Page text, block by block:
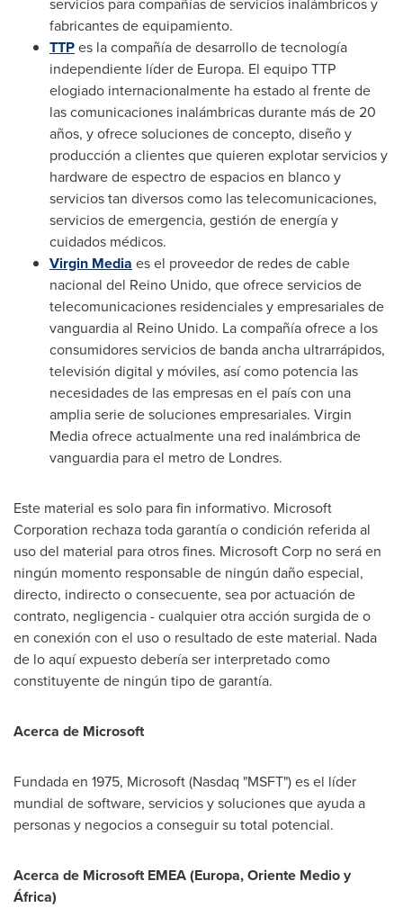
fabricantes de equipamiento.
TTPes la compañía de desarrollo de tecnología
independiente líder de Europa. El equipo TTP
elogiado internacionalmente ha estado al frente de
las comunicaciones inalámbricas durante más de 20
años, y ofrece soluciones de concepto, diseño y
producción a clientes que quieren explotar servicios y
hardware de espectro de espacios en blanco y
servicios tan diversos como las telecomunicaciones,
servicios de emergencia, gestión de energía y
cuidados médicos.
Virgin Media es el proveedor de redes de cable
nacional del Reino Unido, que ofrece servicios de
telecomunicaciones residenciales y empresariales de
vanguardia al Reino Unido. La compañía ofrece a los
consumidores servicios de banda ancha ultrarrápidos,
televisión digital y móviles, así como potencia las
necesidades de las empresas en el país con una
amplia serie de soluciones empresariales. Virgin
Media ofrece actualmente una red inalámbrica de
vanguardia para el metro de Londres.
Este material es solo para fin informativo. Microsoft
Corporation rechaza toda garantía o condición referida al
uso del material para otros fines. Microsoft Corp no será en
ningún momento responsable de ningún daño especial,
directo, indirecto o consecuente, sea por actuación de
contrato, negligencia - cualquier otra acción surgida de o
en conexión con el uso o resultado de este material. Nada
de lo aquí expuesto debería ser interpretado como
constituyente de ningún tipo de garantía.
Acerca de Microsoft
Fundada en 1975, Microsoft (Nasdaq "MSFT") es el líder
mundial de software, servicios y soluciones que ayuda a
personas y negocios a conseguir su total potencial.
Acerca de Microsoft EMEA (Europa,Oriente Medioy
África)